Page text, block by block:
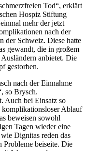
Tod“, erklärt
Hospiz Stiftung
mehr der jetzt
nach der
der Schweiz. Diese hatte
gewandt, die in großem
anbietet. Die
gestorben.
nach der Einnahme
so Brysch.
Auch bei Einsatz so
komplikationsloser Ablauf
beweisen sowohl
Tagen wieder eine
Dignitas reden das
Probleme beiseite. Die